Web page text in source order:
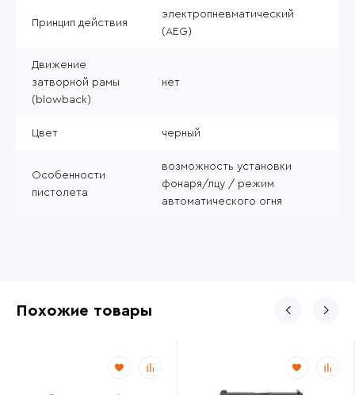
Принцип действия
электропневматический
(AEG)
Движение
затворной рамы
(blowback)
нет
Цвет черный
Особенности
пистолета
возможность установки
фонаря/лцу / режим
автоматического огня
Похожие товары